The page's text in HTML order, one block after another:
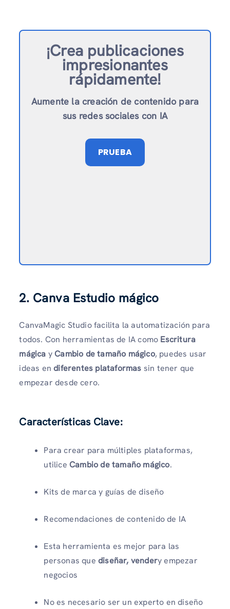
¡Crea publicaciones
impresionantes
rápidamente!
Aumente la creación de contenido para
sus redes sociales con IA
PRUEBA
2. Canva Estudio mágico
CanvaMagic Studio facilita la automatización para
todos. Con herramientas de IA como Escritura
mágica yCambio de tamaño mágico, puedes usar
ideas endiferentes plataformas sin tener que
empezar desde cero.
Características Clave:
Para crear para múltiples plataformas,
utilice Cambio de tamaño mágico.
Kits de marca y guías de diseño
Recomendaciones de contenido de IA
Esta herramienta es mejor para las
personas que diseñar, vendery empezar
negocios
No es necesario ser un experto en diseño